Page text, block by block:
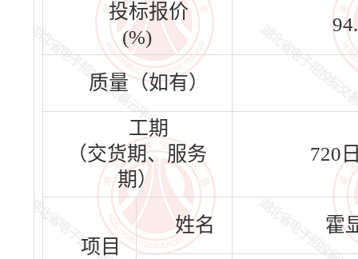
投标报价
(%)
质量（如有）
工期
（交货期、服务
期）
720
项目
姓名 霍